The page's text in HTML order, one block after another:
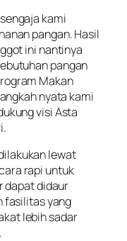
kami
pangan. Hasil
ini nantinya
pangan
Makan
nyata kami
visi Asta
lewat
rapi untuk
dapat didaur
fasilitas yang
lebih sadar